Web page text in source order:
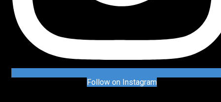
Follow on Instagram